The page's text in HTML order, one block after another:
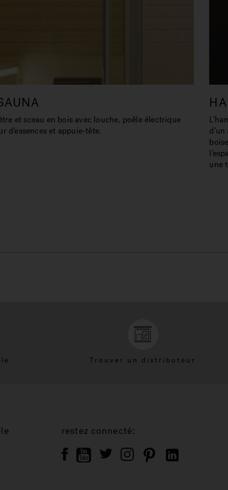
et sceau en bois avec louche, poêle électrique
d’essences et appuie-tête.
une
Trouver un distributeur
restez connecté: